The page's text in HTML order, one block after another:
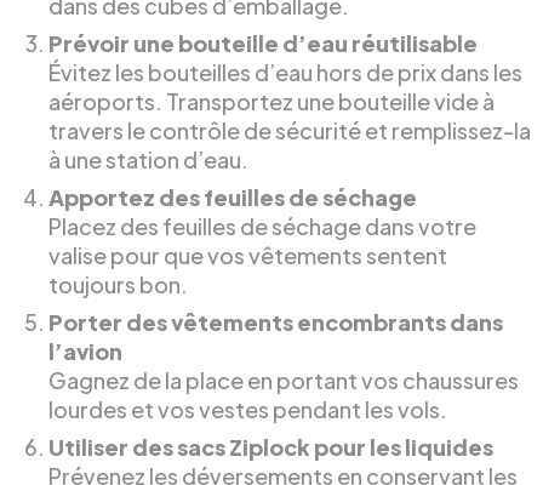
Prévoir une bouteille d’eau réutilisable
Évitez les bouteilles d’eau hors de prix dans les
aéroports. Transportez une bouteille vide à
travers le contrôle de sécurité et remplissez-la
à une station d’eau.
Apportez des feuilles de séchage
Placez des feuilles de séchage dans votre
valise pour que vos vêtements sentent
toujours bon.
Porter des vêtements encombrants dans
l’avion
Gagnez de la place en portant vos chaussures
lourdes et vos vestes pendant les vols.
Utiliser des sacs Ziplock pour les liquides
Prévenez les déversements en conservant les